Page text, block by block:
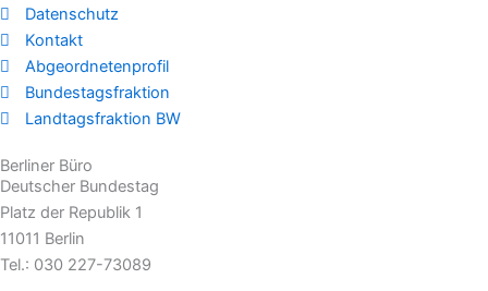
Datenschutz
Kontakt
Abgeordnetenprofil
Bundestagsfraktion
Landtagsfraktion BW
Berliner Büro
Deutscher Bundestag
Platz der Republik 1
11011 Berlin
Tel.: 030 227-73089